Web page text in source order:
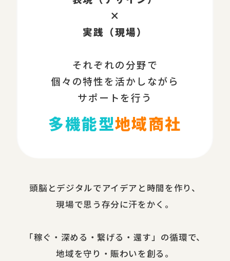
×
実践（現場）
それぞれの分野で
個々の特性を活かしながら
サポートを行う
多機能型地域商社
頭脳と​デジタルで​アイデアと​時間を​作り、​
現場で​思う​存分に​汗を​かく。
​「稼ぐ・​深める​・繋げる・還す」の​循環で、​
地域を​守り・​賑わいを​創る。